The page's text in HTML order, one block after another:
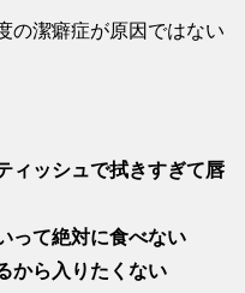
の潔癖症が原因ではない
ィッシュで拭きすぎて唇
って絶対に食べない
から入りたくない